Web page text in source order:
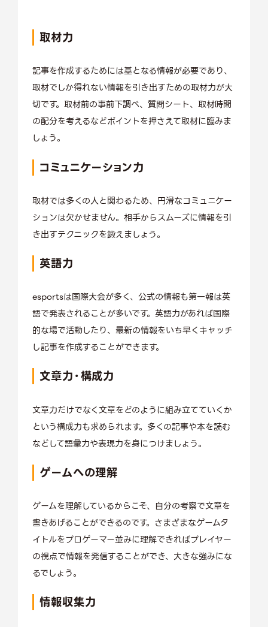
取材力
記事を作成するためには基となる情報が必要であり、
取材でしか得れない情報を引き出すための取材力が大
切です。取材前の事前下調べ、質問シート、取材時間
の配分を考えるなどポイントを押さえて取材に臨みま
しょう。
コミュニケーション力
取材では多くの人と関わるため、円滑なコミュニケー
ションは欠かせません。相手からスムーズに情報を引
き出すテクニックを鍛えましょう。
英語力
esportsは国際大会が多く、公式の情報も第一報は英
語で発表されることが多いです。英語力があれば国際
的な場で活動したり、最新の情報をいち早くキャッチ
し記事を作成することができます。
文章力・構成力
文章力だけでなく文章をどのように組み立てていくか
という構成力も求められます。多くの記事や本を読む
などして語彙力や表現力を身につけましょう。
ゲームへの理解
ゲームを理解しているからこそ、自分の考察で文章を
書きあげることができるのです。さまざまなゲームタ
イトルをプロゲーマー並みに理解できればプレイヤー
の視点で情報を発信することができ、大きな強みにな
るでしょう。
情報収集力